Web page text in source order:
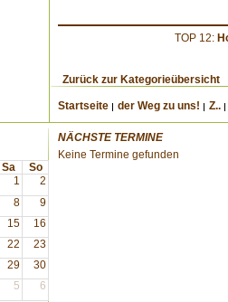
TOP 12:
Zurück zur Kategorieübersicht
Startseite der Weg zu uns! Z..
Sa
So
1
2
8
9
15
16
22
23
29
30
5 6
NÄCHSTE TERMINE
Keine Termine gefunden